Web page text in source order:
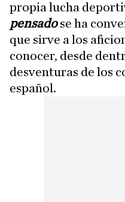
propia lucha
pensadose ha
que sirve a los
conocer, desde
desventuras de los
español.